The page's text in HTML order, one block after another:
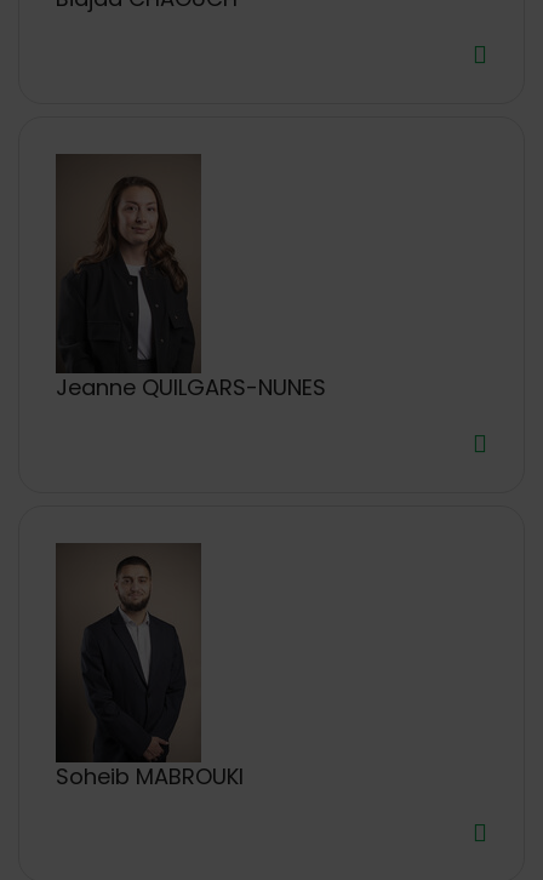
Jeanne QUILGARS-NUNES
Soheib MABROUKI